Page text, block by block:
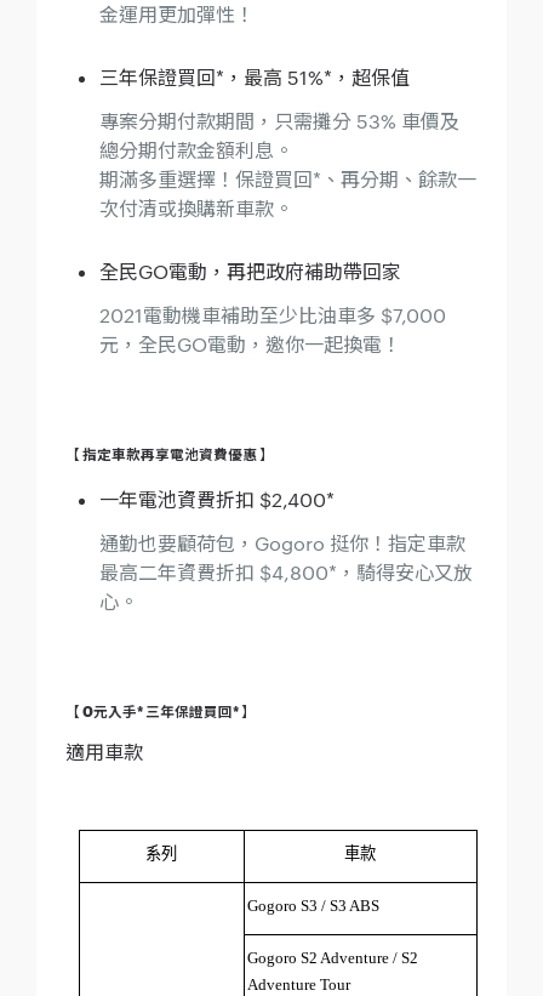
金運用更加彈性！
三年保證買回*，最高 51%*，超保值
專案分期付款期間，只需攤分 53% 車價及
總分期付款金額利息。
期滿多重選擇！保證買回*、再分期、餘款一
次付清或換購新車款。
全民GO電動，再把政府補助帶回家
2021電動機車補助至少比油車多 $7,000
元，全民GO電動，邀你一起換電！
【 指定車款再享電池資費優惠 】
一年電池資費折扣 $2,400*
通勤也要顧荷包，Gogoro 挺你！指定車款
最高二年資費折扣 $4,800*，騎得安心又放
心。
【 0元入手* 三年保證買回* 】
適用車款
系列 車款
Gogoro S3 / S3 ABS
Gogoro S2 Adventure / S2
Adventure Tour